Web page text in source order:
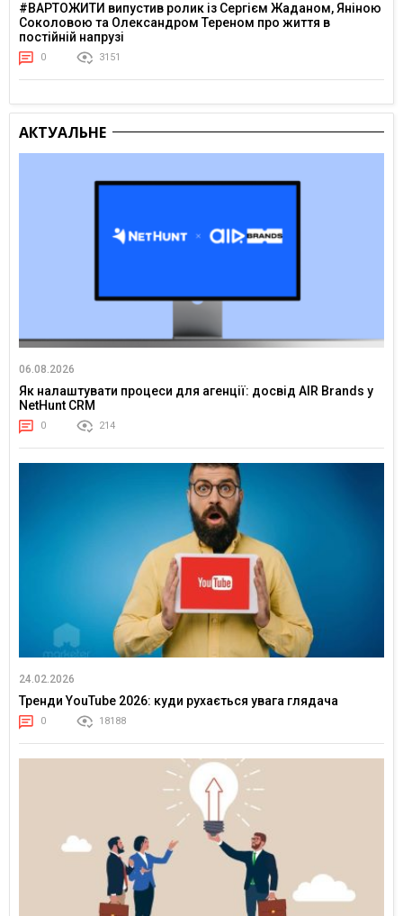
#ВАРТОЖИТИ випустив ролик із Сергієм Жаданом, Яніною
Соколовою та Олександром Тереном про життя в
постійній напрузі
0 3151
АКТУАЛЬНЕ
06.08.2026
Як налаштувати процеси для агенції: досвід AIR Brands у
NetHunt CRM
0 214
24.02.2026
Тренди YouTube 2026: куди рухається увага глядача
0 18188